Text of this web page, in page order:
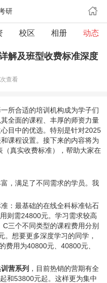
研
校区 相册 动态
解及班型收费标准深度
查看
所合适的培训机构成为学子们
全面的课程、丰厚的师资力量
目中的优选。特别是针对2025
课程设置。接下来的内容将为
真实收费标准），帮助大家在
，满足了不同需求的学员。我
：最基础的在线全科标准钻石
则需24800元。学习需求较高
三个不同类型的课程费用分别
想要更多深度学习的同学，
费用为40800元、40800元、
营系列 ，目前热销的营期有全
和53800元起。这样更为集中